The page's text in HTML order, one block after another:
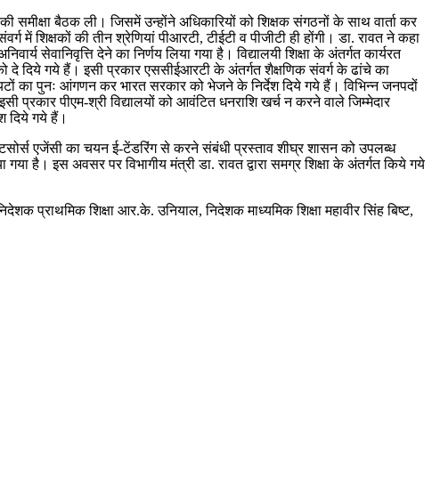
की समीक्षा बैठक ली। जिसमें उन्होंने अधिकारियों को शिक्षक संगठनों के साथ वार्ता कर
शिक्षकों की तीन श्रेणियां पीआरटी, टीईटी व पीजीटी ही होंगी। डा. रावत ने कहा
सेवानिवृत्ति देने का निर्णय लिया गया है। विद्यालयी शिक्षा के अंतर्गत कार्यरत
दे दिये गये हैं। इसी प्रकार एससीईआरटी के अंतर्गत शैक्षणिक संवर्ग के ढांचे का
का पुनः आंगणन कर भारत सरकार को भेजने के निर्देश दिये गये हैं। विभिन्न जनपदों
प्रकार पीएम-श्री विद्यालयों को आवंटित धनराशि खर्च न करने वाले जिम्मेदार
दिये गये हैं।
एजेंसी का चयन ई-टेंडरिंग से करने संबंधी प्रस्ताव शीघ्र शासन को उपलब्ध
है। इस अवसर पर विभागीय मंत्री डा. रावत द्वारा समग्र शिक्षा के अंतर्गत किये गये
प्राथमिक शिक्षा आर.के. उनियाल, निदेशक माध्यमिक शिक्षा महावीर सिंह बिष्ट,